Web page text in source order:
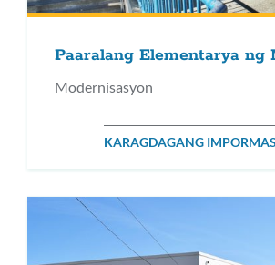
Paaralang Elementarya ng
Modernisasyon
KARAGDAGANG